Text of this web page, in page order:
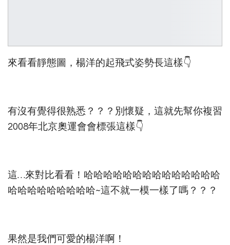
來看看靜態圖，楊洋的起飛式姿勢長這樣👇
有沒有覺得很熟悉？？？別懷疑，這就先幫你複習
2008年北京奧運會會標張這樣👇
這…來對比看看！哈哈哈哈哈哈哈哈哈哈哈哈哈哈
哈哈哈哈哈哈哈哈哈~這不就一模一樣了嗎？？？
果然是我們可愛的楊洋啊！